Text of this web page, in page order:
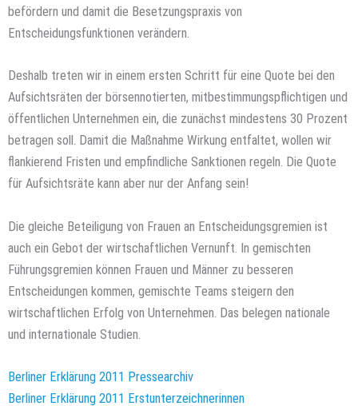
befördern und damit die Besetzungspraxis von
Entscheidungsfunktionen verändern.
Deshalb treten wir in einem ersten Schritt für eine Quote bei den
Aufsichtsräten der börsennotierten, mitbestimmungspflichtigen und
öffentlichen Unternehmen ein, die zunächst mindestens 30 Prozent
betragen soll. Damit die Maßnahme Wirkung entfaltet, wollen wir
flankierend Fristen und empfindliche Sanktionen regeln. Die Quote
für Aufsichtsräte kann aber nur der Anfang sein!
Die gleiche Beteiligung von Frauen an Entscheidungsgremien ist
auch ein Gebot der wirtschaftlichen Vernunft. In gemischten
Führungsgremien können Frauen und Männer zu besseren
Entscheidungen kommen, gemischte Teams steigern den
wirtschaftlichen Erfolg von Unternehmen. Das belegen nationale
und internationale Studien.
Berliner Erklärung 2011 Pressearchiv
Berliner Erklärung 2011 Erstunterzeichnerinnen